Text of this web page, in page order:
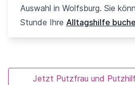
Auswahl in Wolfsburg. Sie
Stunde Ihre Alltagshilfe
Jetzt Putzfrau und